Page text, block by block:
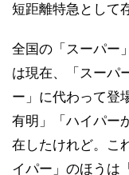
短距離特急として
全国の「スーパー
は現在、「スー
ー」に代わって登
有明」「ハイパー
在したけれど。こ
イパー」のほうは